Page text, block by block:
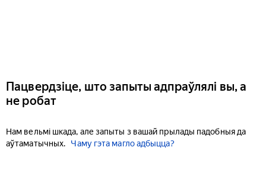
Пацвердзіце, што запыты адпраўлялі вы, а
не робат
Нам вельмі шкада, але запыты з вашай прылады падобныя да
аўтаматычных.
Чаму гэта магло адбыцца?